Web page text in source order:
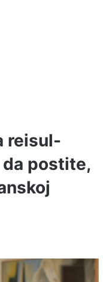
reisul-
postite,